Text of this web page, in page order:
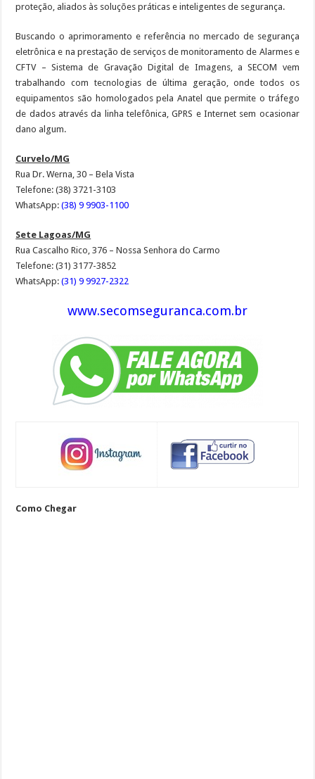
proteção, aliados às soluções práticas e inteligentes de segurança.
Buscando o aprimoramento e referência no mercado de segurança
eletrônica e na prestação de serviços de monitoramento de Alarmes e
CFTV – Sistema de Gravação Digital de Imagens, a SECOM vem
trabalhando com tecnologias de última geração, onde todos os
equipamentos são homologados pela Anatel que permite o tráfego
de dados através da linha telefônica, GPRS e Internet sem ocasionar
dano algum.
Curvelo/MG
Rua Dr. Werna, 30 – Bela Vista
Telefone: (38) 3721-3103
WhatsApp:(38) 9 9903-1100
Sete Lagoas/MG
Rua Cascalho Rico, 376 – Nossa Senhora do Carmo
Telefone: (31) 3177-3852
WhatsApp:(31) 9 9927-2322
www.secomseguranca.com.br
Como Chegar